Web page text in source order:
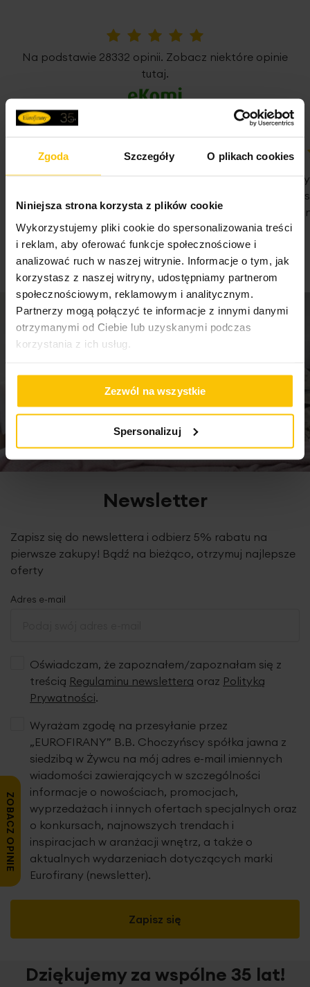
Zgoda Szczegóły O plikach cookies
Niniejsza strona korzysta z plików cookie
Wykorzystujemy pliki cookie do spersonalizowania treści
i reklam, aby oferować funkcje społecznościowe i
analizować ruch w naszej witrynie. Informacje o tym, jak
korzystasz z naszej witryny, udostępniamy partnerom
społecznościowym, reklamowym i analitycznym.
Partnerzy mogą połączyć te informacje z innymi danymi
otrzymanymi od Ciebie lub uzyskanymi podczas
korzystania z ich usług.
Zezwól na wszystkie
Spersonalizuj
Na podstawie 28332 opinii. Zobacz niektóre opinie
tutaj.
100%
WSZYSTKO SPRAWNIE SZYBKA
Nie
Państwa
Nie traćcie
07-08-2026
Newsletter
Zapisz się do newslettera i odbierz 5% rabatu na
pierwsze zakupy! Bądź na bieżąco, otrzymuj najlepsze
oferty
Adres e-mail
Oświadczam, że zapoznałem/zapoznałam się z
treścią Regulaminu newslettera oraz Polityką
Prywatności.
Zapisz się
Wyrażam zgodę na przesyłanie przez
„EUROFIRANY” B.B. Choczyńscy spółka jawna z
siedzibą w Żywcu na mój adres e-mail imiennych
wiadomości zawierających w szczególności
informacje o nowościach, promocjach,
wyprzedażach i innych ofertach specjalnych oraz
o konkursach, najnowszych trendach i
inspiracjach w aranżacji wnętrz, a także o
aktualnych wydarzeniach dotyczących marki
Eurofirany (newsletter).
Dziękujemy za wspólne 35 lat!
ZOBACZ OPINIE